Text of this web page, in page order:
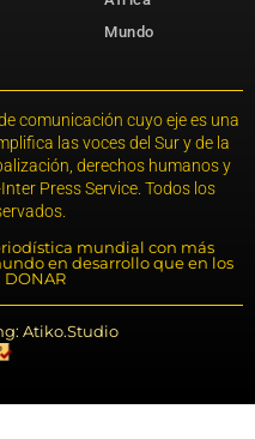
Mundo
comunicación cuyo eje es una
las voces del Sur y de la
derechos humanos y
Press Service. Todos los
mundial con más
en desarrollo que en los
DONAR
Atiko.Studio